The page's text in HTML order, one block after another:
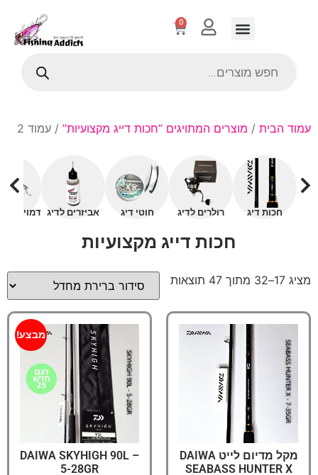
0
עמוד הבית / מוצרים המתויגים “חכות דייג מקצועיות” / עמוד 2
חכות דיג רולרים לדיג חוטי דיג אביזרים לדיג דמויים
חכות דייג מקצועיות
מציג 17–32 מתוך 47 תוצאות
מקל מדיום לייט DAIWA
SEABASS HUNTER X
מבצע!
DAIWA SKYHIGH 90L –
5-28GR